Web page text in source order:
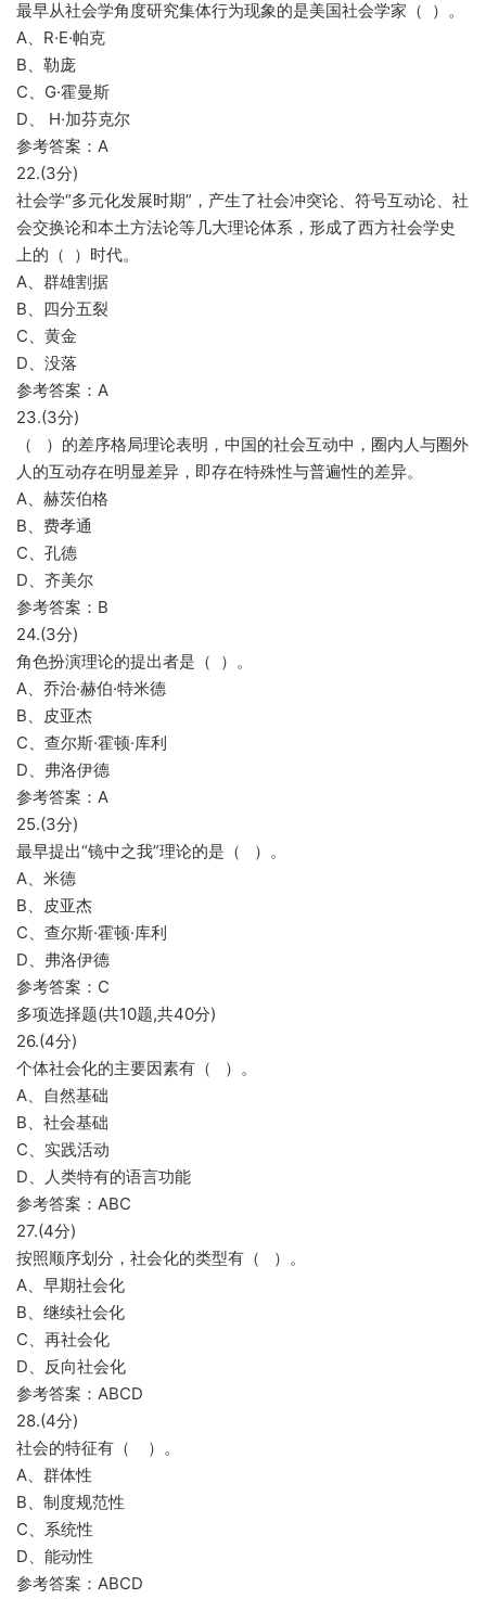
最早从社会学角度研究集体行为现象的是美国社会学家（ ）。
A、R·E·帕克
B、勒庞
C、G·霍曼斯
D、 H·加芬克尔
参考答案：A
22.(3分)
社会学“多元化发展时期”，产生了社会冲突论、符号互动论、社
会交换论和本土方法论等几大理论体系，形成了西方社会学史
上的（ ）时代。
A、群雄割据
B、四分五裂
C、黄金
D、没落
参考答案：A
23.(3分)
（ ）的差序格局理论表明，中国的社会互动中，圈内人与圈外
人的互动存在明显差异，即存在特殊性与普遍性的差异。
A、赫茨伯格
B、费孝通
C、孔德
D、齐美尔
参考答案：B
24.(3分)
角色扮演理论的提出者是（ ）。
A、乔治·赫伯·特米德
B、皮亚杰
C、查尔斯·霍顿·库利
D、弗洛伊德
参考答案：A
25.(3分)
最早提出“镜中之我”理论的是（ ）。
A、米德
B、皮亚杰
C、查尔斯·霍顿·库利
D、弗洛伊德
参考答案：C
多项选择题(共10题,共40分)
26.(4分)
个体社会化的主要因素有（ ）。
A、自然基础
B、社会基础
C、实践活动
D、人类特有的语言功能
参考答案：ABC
27.(4分)
按照顺序划分，社会化的类型有（ ）。
A、早期社会化
B、继续社会化
C、再社会化
D、反向社会化
参考答案：ABCD
28.(4分)
社会的特征有（ ）。
A、群体性
B、制度规范性
C、系统性
D、能动性
参考答案：ABCD